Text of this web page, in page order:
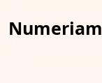
Numeriam